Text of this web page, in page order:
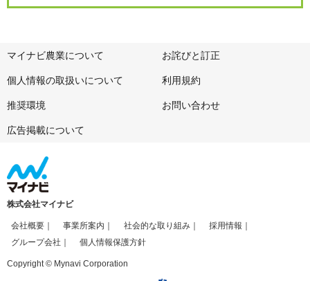
マイナビ農業について お詫びと訂正
個人情報の取扱いについて 利用規約
推奨環境 お問い合わせ
広告掲載について
株式会社マイナビ
会社概要 事業所案内 社会的な取り組み
採用情報
グループ会社
個人情報保護方針
Copyright © Mynavi Corporation